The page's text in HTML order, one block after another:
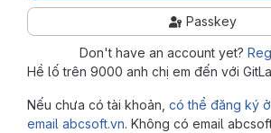
Hề lố trên 9000 anh chị em đến với
Nếu chưa có tài khoản, có thể đăng ký
email abcsoft.vn. Không có email
Passkey
Don't have an account yet?